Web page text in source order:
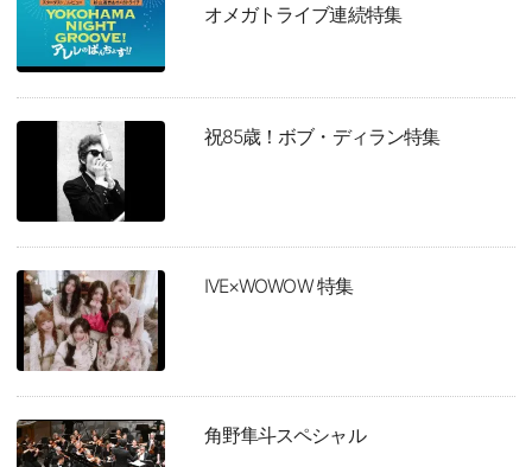
オメガトライブ連続特集
祝85歳！ボブ・ディラン特集
IVE×WOWOW 特集
角野隼斗スペシャル